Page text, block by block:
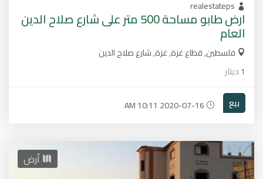
realestateps
ارض طابو مساحة 500 متر على شارع صلاح الدين
العام
فلسطين, قطاع غزة, غزة, شارع صلاح الدين
1دينار
بيع
أرض